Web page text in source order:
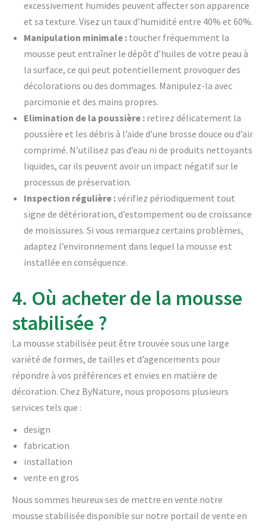
excessivement humides peuvent affecter son apparence
et sa texture. Visez un taux d’humidité entre 40% et 60%.
Manipulation minimale : toucher fréquemment la
mousse peut entraîner le dépôt d’huiles de votre peau à
la surface, ce qui peut potentiellement provoquer des
décolorations ou des dommages. Manipulez-la avec
parcimonie et des mains propres.
Elimination de la poussière : retirez délicatement la
poussière et les débris à l’aide d’une brosse douce ou d’air
comprimé. N’utilisez pas d’eau ni de produits nettoyants
liquides, car ils peuvent avoir un impact négatif sur le
processus de préservation.
Inspection régulière :vérifiez périodiquement tout
signe de détérioration, d’estompement ou de croissance
de moisissures. Si vous remarquez certains problèmes,
adaptez l’environnement dans lequel la mousse est
installée en conséquence.
4. Où acheter de la mousse
stabilisée ?
La mousse stabilisée peut être trouvée sous une large
variété de formes, de tailles et d’agencements pour
répondre à vos préférences et envies en matière de
décoration. Chez ByNature, nous proposons plusieurs
services tels que :
design
fabrication
installation
vente en gros
Nous sommes heureux·ses de mettre en vente notre
mousse stabilisée disponible sur notre portail de vente en